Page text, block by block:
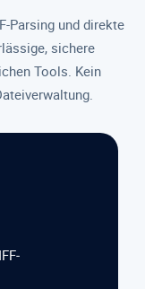
Parsing und direkte
sichere
Tools. Kein